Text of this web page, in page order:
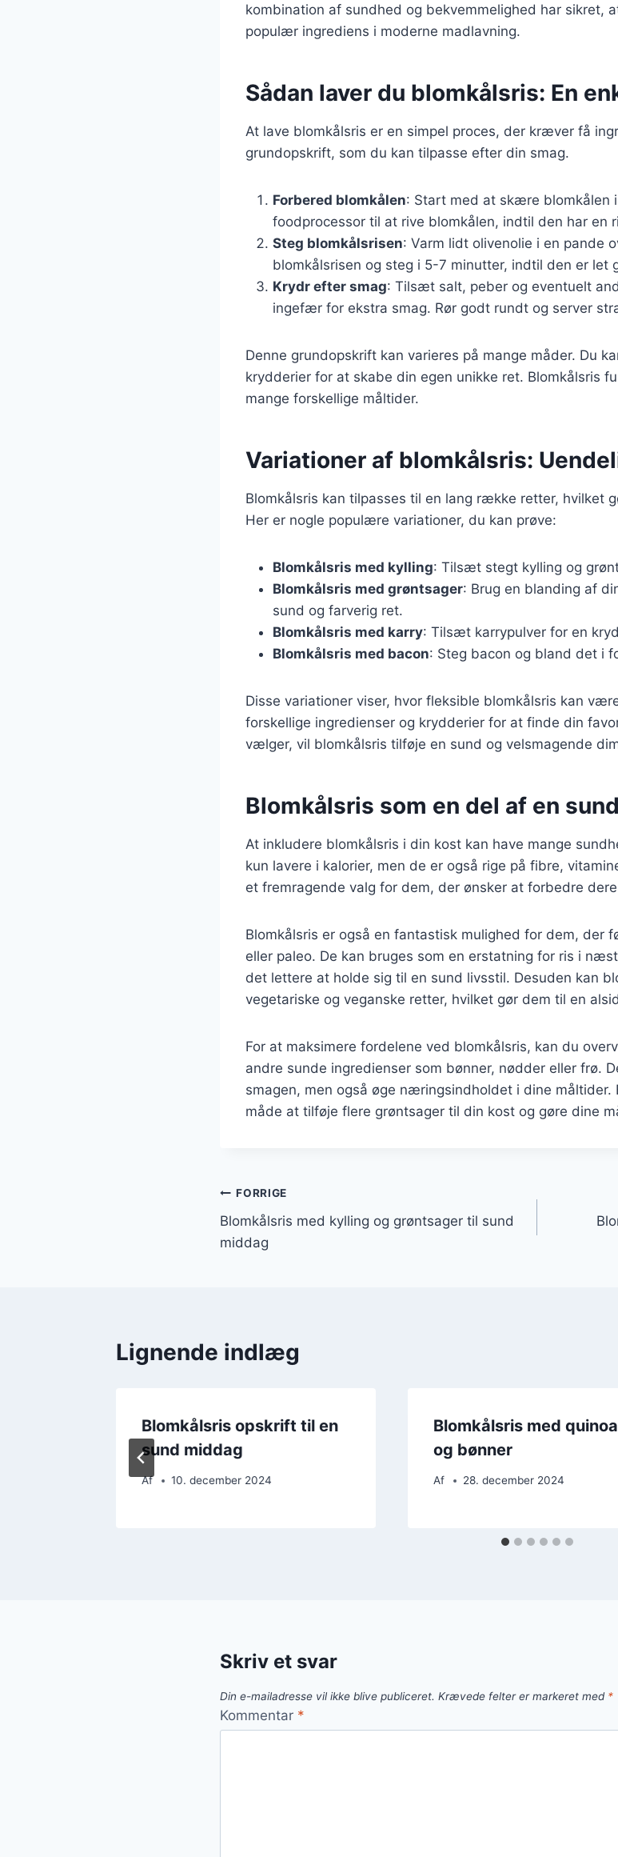
kombination af sundhed og bekvemmelighed har sikret,
populær ingrediens i moderne madlavning.
Sådan laver du blomkålsris: En
At lave blomkålsris er en simpel proces, der kræver få
grundopskrift, som du kan tilpasse efter din smag.
Forbered blomkålen: Start med at skære blomkålen
foodprocessor til at rive blomkålen, indtil den har en
Steg blomkålsrisen: Varm lidt olivenolie i en pande
blomkålsrisen og steg i 5-7 minutter, indtil den er let
Krydr efter smag: Tilsæt salt, peber og eventuelt
ingefær for ekstra smag. Rør godt rundt og server
Denne grundopskrift kan varieres på mange måder. Du
krydderier for at skabe din egen unikke ret. Blomkålsris
mange forskellige måltider.
Variationer af blomkålsris:
Blomkålsris kan tilpasses til en lang række retter, hvilket
Her er nogle populære variationer, du kan prøve:
Blomkålsris med kylling: Tilsæt stegt kylling og
Blomkålsris med grøntsager: Brug en blanding af
sund og farverig ret.
Blomkålsris med karry: Tilsæt karrypulver for en
Blomkålsris med bacon: Steg bacon og bland det i
Disse variationer viser, hvor fleksible blomkålsris kan
forskellige ingredienser og krydderier for at finde din
vælger, vil blomkålsris tilføje en sund og velsmagende
Blomkålsris som en del af en
At inkludere blomkålsris i din kost kan have mange
kun lavere i kalorier, men de er også rige på fibre,
et fremragende valg for dem, der ønsker at forbedre
Blomkålsris er også en fantastisk mulighed for dem, der
eller paleo. De kan bruges som en erstatning for ris i
det lettere at holde sig til en sund livsstil. Desuden kan
vegetariske og veganske retter, hvilket gør dem til en
For at maksimere fordelene ved blomkålsris, kan du
andre sunde ingredienser som bønner, nødder eller frø.
smagen, men også øge næringsindholdet i dine
måde at tilføje flere grøntsager til din kost og gøre dine
Indlægsnavigation
FORRIGE
Blomkålsris med kylling og grøntsager til sund
middag
Lignende indlæg
Blomkålsris opskrift til en
sund middag
Af 10. december 2024
Blomkålsris med quinoa
og bønner
Af 28. december 2024
Skriv et svar
Din e-mailadresse vil ikke blive publiceret. Krævede felter er markeret med *
Kommentar *